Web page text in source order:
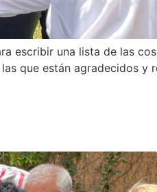
escribir una lista de las
que están agradecidos y